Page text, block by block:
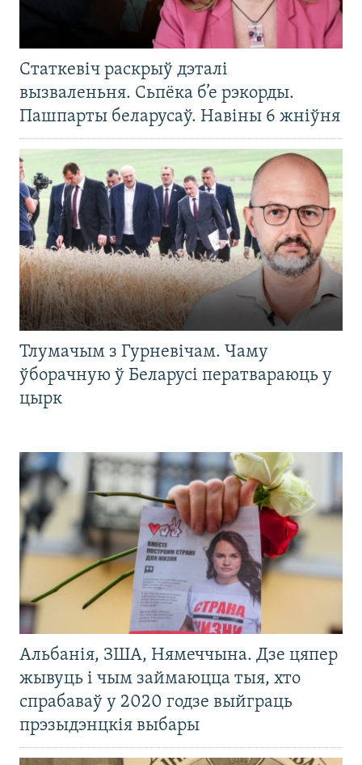
Статкевіч раскрыў дэталі
вызваленьня. Сьпёка б’е рэкорды.
Пашпарты беларусаў. Навіны 6 жніўня
Тлумачым з Гурневічам. Чаму
ўборачную ў Беларусі ператвараюць у
цырк
Альбанія, ЗША, Нямеччына. Дзе цяпер
жывуць і чым займаюцца тыя, хто
спрабаваў у 2020 годзе выйграць
прэзыдэнцкія выбары